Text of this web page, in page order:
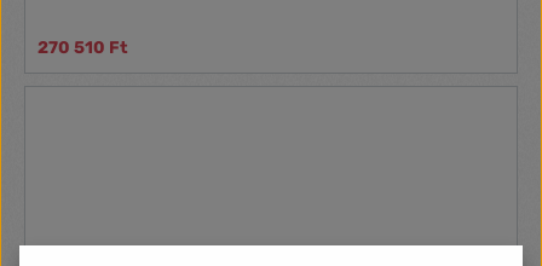
270 510 Ft